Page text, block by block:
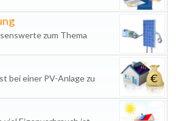
zum Thema
bei einer PV-Anlage zu